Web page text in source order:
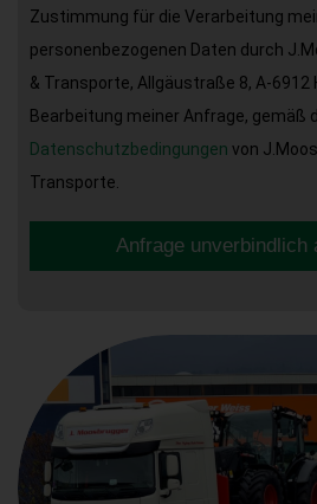
Zustimmung für die Verarbeitung
personenbezogenen Daten durch
& Transporte, Allgäustraße 8, A-6912
Bearbeitung meiner Anfrage, gemäß
Datenschutzbedingungen von
Transporte.
Anfrage unverbindlich